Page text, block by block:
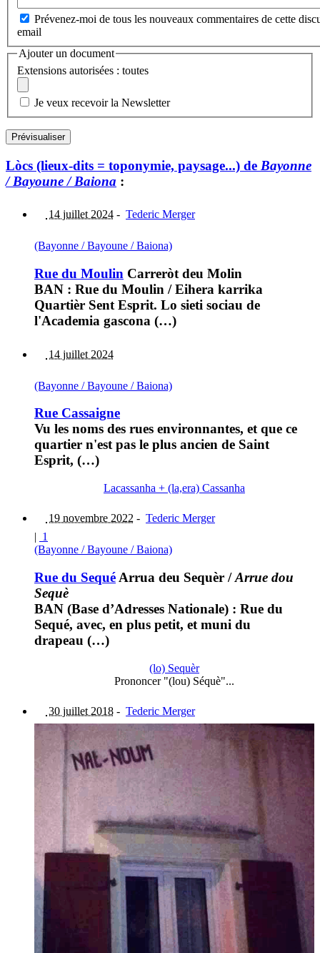
Prévenez-moi de tous les nouveaux commentaires de cette
email
Ajouter un document
Extensions autorisées : toutes
Je veux recevoir la Newsletter
Lòcs (lieux-dits = toponymie, paysage...) de Bayonne
/ Bayoune / Baiona :
14 juillet 2024 - Tederic Merger
(Bayonne / Bayoune / Baiona)
Rue du Moulin Carreròt deu Molin
BAN : Rue du Moulin / Eihera karrika
Quartièr Sent Esprit. Lo sieti sociau de
l'Academia gascona (…)
14 juillet 2024
(Bayonne / Bayoune / Baiona)
Rue Cassaigne
Vu les noms des rues environnantes, et que ce
quartier n'est pas le plus ancien de Saint
Esprit, (…)
Lacassanha + (la,era) Cassanha
19 novembre 2022 - Tederic Merger
| 1
(Bayonne / Bayoune / Baiona)
Rue du Sequé Arrua deu Sequèr /Arrue dou
Sequè
BAN (Base d’Adresses Nationale) : Rue du
Sequé, avec, en plus petit, et muni du
drapeau (…)
(lo) Sequèr
Prononcer "(lou) Séquè"...
30 juillet 2018 - Tederic Merger